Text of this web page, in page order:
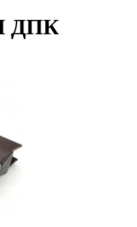
ДПК